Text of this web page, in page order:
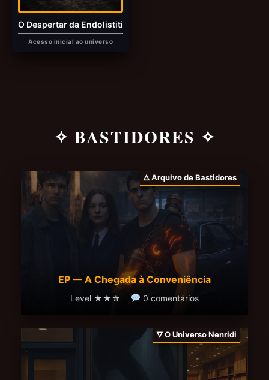
O Despertar da Endolistiti
Acesso inicial ao universo
✧ BASTIDORES ✧
🜂 Arquivo de Bastidores
EP — A Chegada à Conveniência
Level ★★☆ 0 comentários
🜄 O Universo Nenridi